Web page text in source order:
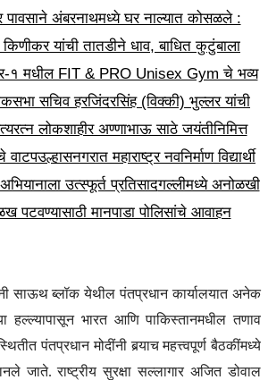
पावसाने अंबरनाथमध्ये घर नाल्यात कोसळले :
यांची तातडीने धाव, बाधित कुटुंबाला
१ मधील FIT & PRO Unisex Gym चे भव्य
सचिव हरजिंदरसिंह (विक्की) भुल्लर यांची
लोकशाहीर अण्णाभाऊ साठे जयंतीनिमित्त
वाटपउल्हासनगरात महाराष्ट्र नवनिर्माण विद्यार्थी
उत्स्फूर्त प्रतिसादगल्लीमध्ये अनोळखी
पटवण्यासाठी मानपाडा पोलिसांचे आवाहन
साऊथ ब्लॉक येथील पंतप्रधान कार्यालयात अनेक
हल्ल्यापासून भारत आणि पाकिस्तानमधील तणाव
पंतप्रधान मोदींनी बर्‍याच महत्त्वपूर्ण बैठकींमध्ये
जाते. राष्ट्रीय सुरक्षा सल्लागार अजित डोवाल